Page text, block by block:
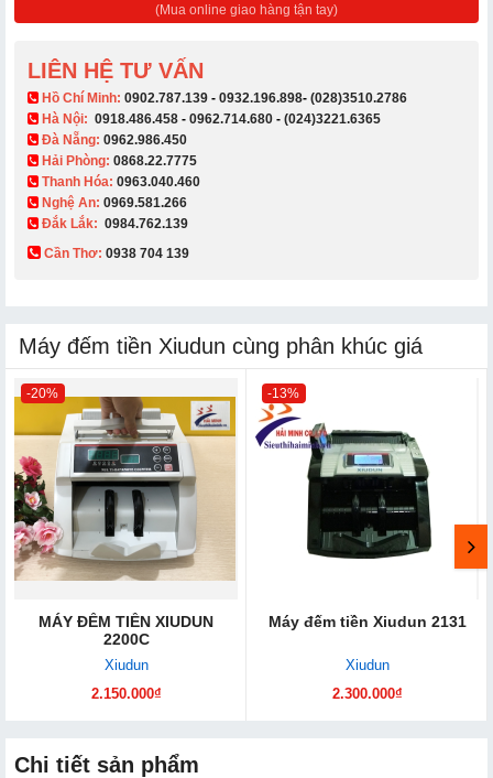
(Mua online giao hàng tận tay)
LIÊN HỆ TƯ VẤN
​ Hồ Chí Minh: 0902.787.139 - 0932.196.898- (028)3510.2786
Hà Nội: 0918.486.458 - 0962.714.680 - (024)3221.6365
Đà Nẵng: 0962.986.450
Hải Phòng: 0868.22.7775
Thanh Hóa: 0963.040.460
Nghệ An: 0969.581.266
Đắk Lắk: 0984.762.139
Cần Thơ: 0938 704 139​
Máy đếm tiền Xiudun cùng phân khúc giá
-20%
MÁY ĐẾM TIỀN XIUDUN
2200C
Xiudun
2.150.000₫
-13%
Máy đếm tiền Xiudun 2131
Xiudun
2.300.000₫
Chi tiết sản phẩm